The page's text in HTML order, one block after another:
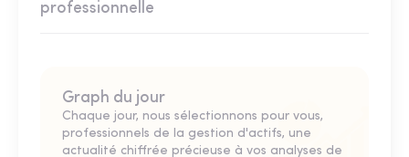
professionnelle
Graph du jour
Chaque jour, nous sélectionnons pour vous,
professionnels de la gestion d'actifs, une
actualité chiffrée précieuse à vos analyses de